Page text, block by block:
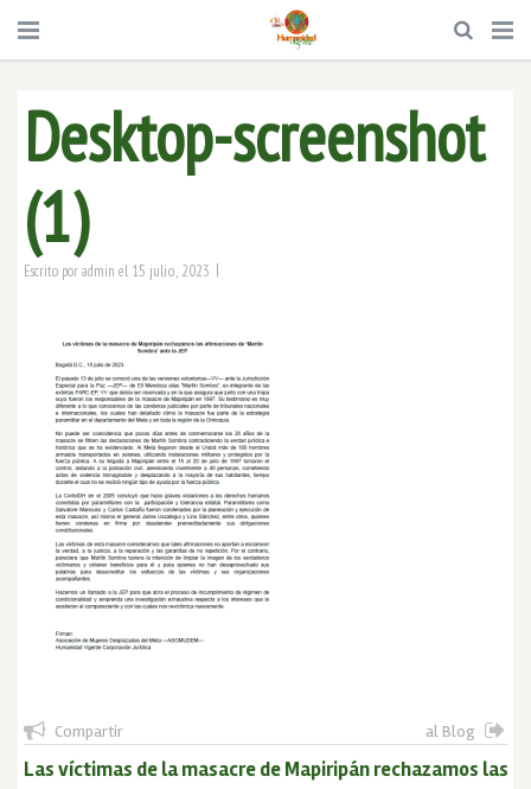
Desktop-screenshot
(1)
Escrito poradmin el 15 julio, 2023 |
Compartir al Blog
Las víctimas de la masacre de Mapiripán rechazamos las